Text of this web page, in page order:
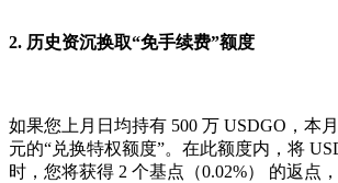
2. 历史资沉换取“免手续费”额度
如果您上月日均持有 500 万 USDGO，本
元的“兑换特权额度”。在此额度内，将
时，您将获得 2 个基点（0.02%）
的返点